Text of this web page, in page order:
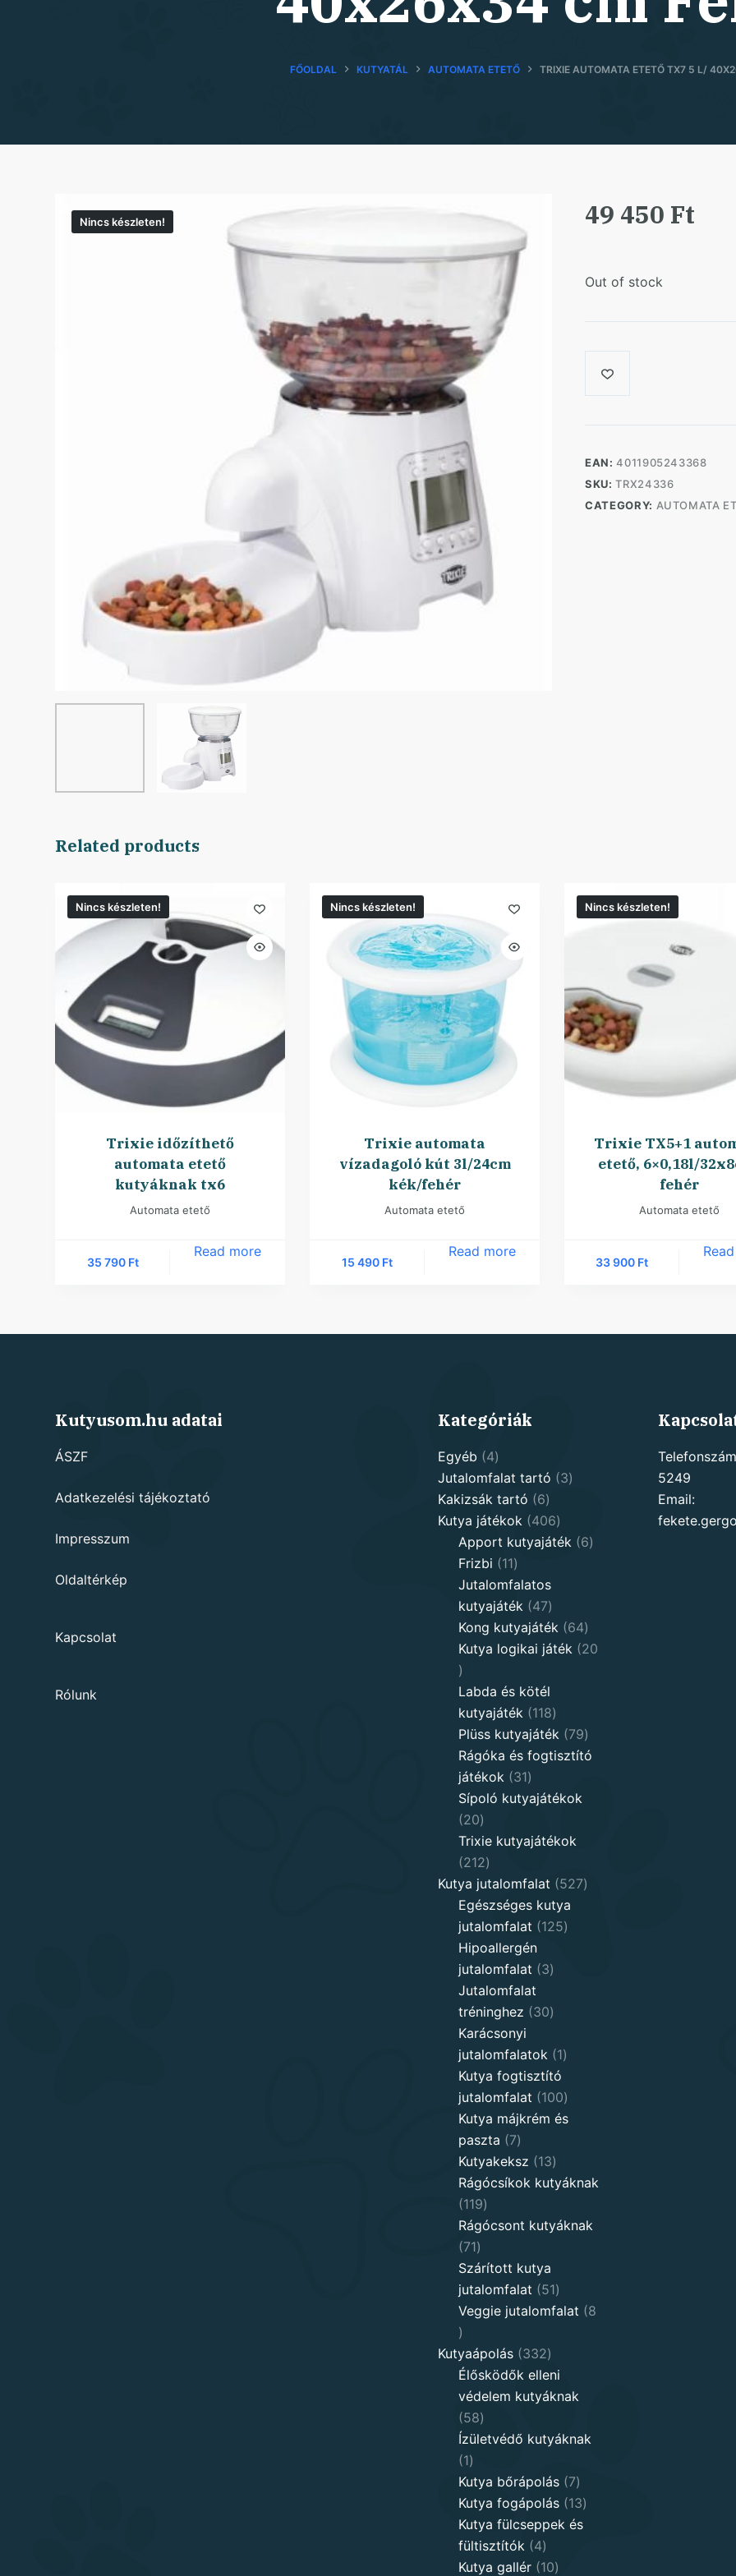
FŐOLDAL KUTYATÁL AUTOMATA ETETŐ TRIXIE AUTOMATA ETETŐ TX7 5 L/
Nincs készleten! 49 450 Ft
Out of stock
EAN:4011905243368
SKU:TRX24336
CATEGORY: AUTOMATA
Related products
Nincs készleten!
Trixie időzíthető
automata etető
kutyáknak tx6
Automata etető
35 790 Ft
Read more
Nincs készleten!
Trixie automata
vízadagoló kút 3l/24cm
kék/fehér
Automata etető
15 490 Ft
Read more
Nincs készleten!
Trixie TX5+1
etető, 6×0,18l/
fehér
Automata etető
33 900 Ft
Kutyusom.hu adatai
ÁSZF
Adatkezelési tájékoztató
Impresszum
Oldaltérkép
Kapcsolat
Rólunk
Kategóriák
Egyéb 44
products
Jutalomfalat tartó 33
Kakizsák tartó 66
products
Kutya játékok 406406
products
Apport kutyajáték 66
Frizbi 1111
products
Jutalomfalatos
kutyajáték
4747
products
Kong kutyajáték 6464
products
Kutya logikai játék
20
20
products
Labda és kötél
kutyajáték
118118
products
Plüss kutyajáték 7979
products
Rágóka és fogtisztító
játékok
3131
products
Sípoló kutyajátékok
2020
products
Trixie kutyajátékok
212212
products
Kutya jutalomfalat 527527
Egészséges kutya
jutalomfalat
125125
Hipoallergén
jutalomfalat
33
Jutalomfalat
tréninghez
3030
Karácsonyi
jutalomfalatok
11
Kutya fogtisztító
jutalomfalat
100100
products
Kutya májkrém és
paszta
77
products
Kutyakeksz 1313
products
Rágócsíkok kutyáknak
119119
products
Rágócsont kutyáknak
7171
products
Szárított kutya
jutalomfalat
5151
products
Veggie jutalomfalat
8
8
products
Kutyaápolás 332332
products
Élősködők elleni
védelem kutyáknak
5858
products
Ízületvédő kutyáknak
11
product
Kutya bőrápolás 77
products
Kutya fogápolás 1313
products
Kutya fülcseppek és
fültisztítók
44
products
Kutya gallér 1010
5249
Email: